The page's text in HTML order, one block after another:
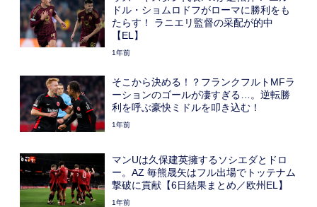
ドル・ショムロドフがローマに勝利をも
たらす！ ラニエリ監督の采配が的中
【EL】
1年前
そこから決める！？フランクフルトMFラ
ーションのゴールが凄すぎる…。逆転勝
利を呼ぶ豪快ミドルを叩き込む！
1年前
マンUは久保建英擁するソシエダとドロ
ー。AZ 毎熊晟矢はフル出場でトッテナム
撃破に貢献【6日結果まとめ／欧州EL】
1年前